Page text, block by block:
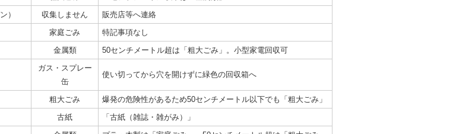
）
収集しません
販売店等へ連絡
家庭ごみ
特記事項なし
金属類 50センチメートル超は「粗大ごみ」。小型家電回収可
ガス・スプレー
缶
使い切ってから穴を開けずに緑色の回収箱へ
粗大ごみ
爆発の危険性があるため50センチメートル以下でも「粗大ごみ」
古紙
「古紙（雑誌・雑がみ）」